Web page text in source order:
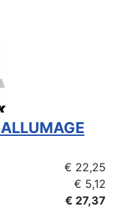
€ 22,25
€ 5,12
€ 27,37